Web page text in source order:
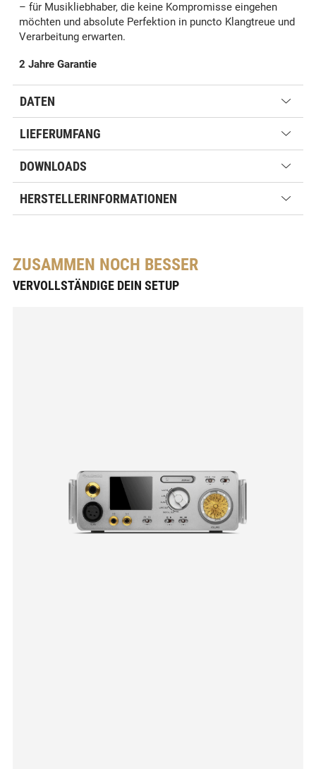
– für Musikliebhaber, die keine Kompromisse eingehen
möchten und absolute Perfektion in puncto Klangtreue und
Verarbeitung erwarten.
2 Jahre Garantie
DATEN
LIEFERUMFANG
DOWNLOADS
HERSTELLERINFORMATIONEN
ZUSAMMEN NOCH BESSER
VERVOLLSTÄNDIGE DEIN SETUP